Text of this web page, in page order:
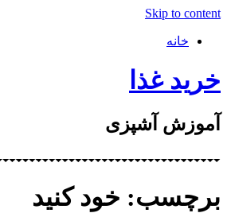
Skip to content
خانه
خرید غذا
آموزش آشپزی
برچسب: خود کنید